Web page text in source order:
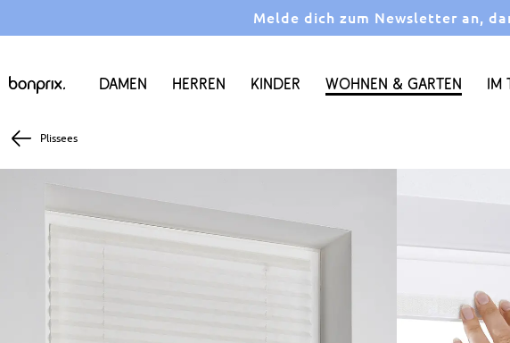
Melde dich zum Newsletter an,
Damen Herren Kinder Wohnen & Garten Im
Plissees